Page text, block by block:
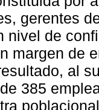
gerentes
nivel de
margen de
al
385